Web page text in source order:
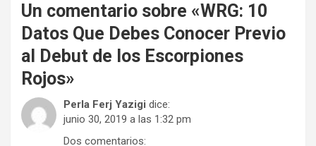
Un comentario sobre «WRG: 10
Datos Que Debes Conocer Previo
al Debut de los Escorpiones
Rojos»
Perla Ferj Yazigi dice:
junio 30, 2019 a las 1:32 pm
Dos comentarios: